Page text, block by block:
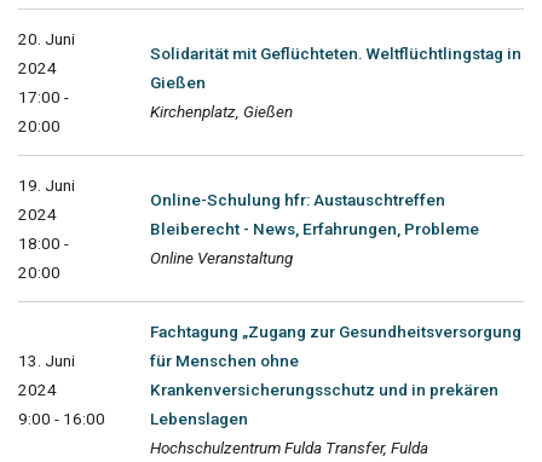
20. Juni
2024
17:00 -
20:00
Solidarität mit Geflüchteten. Weltflüchtlingstag in
Gießen
Kirchenplatz, Gießen
19. Juni
2024
18:00 -
20:00
Online-Schulung hfr: Austauschtreffen
Bleiberecht - News, Erfahrungen, Probleme
Online Veranstaltung
13. Juni
2024
9:00 - 16:00
Fachtagung „Zugang zur Gesundheitsversorgung
für Menschen ohne
Krankenversicherungsschutz und in prekären
Lebenslagen
Hochschulzentrum Fulda Transfer, Fulda